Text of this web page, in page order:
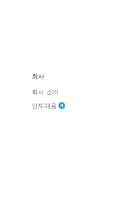
회사
회사 소개
인재채용